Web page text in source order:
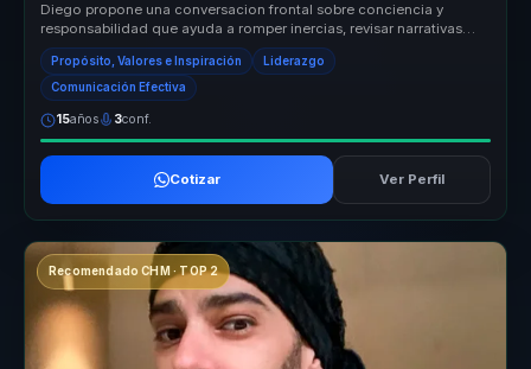
Diego propone una conversacion frontal sobre conciencia y
responsabilidad que ayuda a romper inercias, revisar narrativas
personales y ab...
Propósito, Valores e Inspiración Liderazgo
Comunicación Efectiva
15años 3conf.
Cotizar Ver Perfil
Recomendado CHM · TOP 2